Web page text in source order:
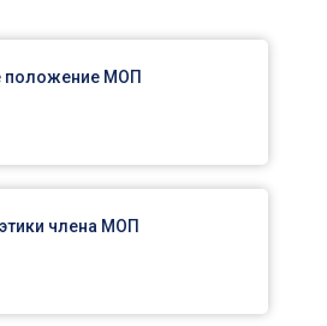
положение МОП
члена МОП